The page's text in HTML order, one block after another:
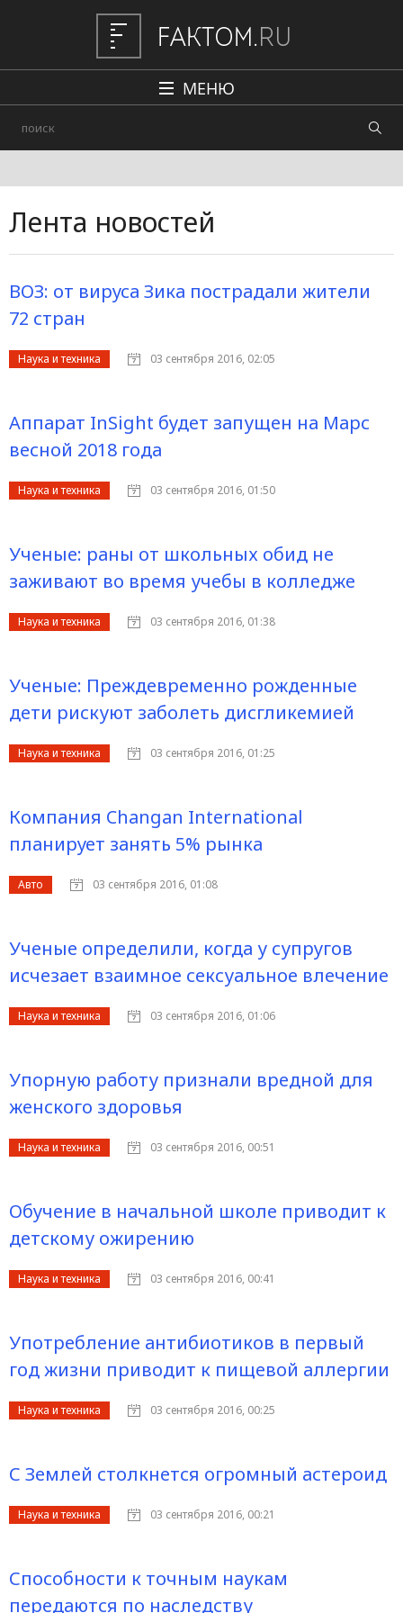
МЕНЮ
Авто
Редакция
Лента новостей
ВОЗ: от вируса Зика пострадали жители
72 стран
Наука и техника 03 сентября 2016, 02:05
Аппарат InSight будет запущен на Марс
весной 2018 года
Наука и техника 03 сентября 2016, 01:50
Ученые: раны от школьных обид не
заживают во время учебы в колледже
Наука и техника 03 сентября 2016, 01:38
Ученые: Преждевременно рожденные
дети рискуют заболеть дисгликемией
Наука и техника 03 сентября 2016, 01:25
Компания Changan International
планирует занять 5% рынка
Авто 03 сентября 2016, 01:08
Ученые определили, когда у супругов
исчезает взаимное сексуальное влечение
Наука и техника 03 сентября 2016, 01:06
Упорную работу признали вредной для
женского здоровья
Наука и техника 03 сентября 2016, 00:51
Обучение в начальной школе приводит к
детскому ожирению
Наука и техника 03 сентября 2016, 00:41
Употребление антибиотиков в первый
год жизни приводит к пищевой аллергии
Наука и техника 03 сентября 2016, 00:25
С Землей столкнется огромный астероид
Наука и техника 03 сентября 2016, 00:21
Способности к точным наукам
передаются по наследству